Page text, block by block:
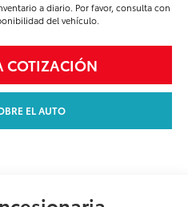
a diario. Por favor, consulta con
del vehículo.
COTIZACIÓN
EL AUTO